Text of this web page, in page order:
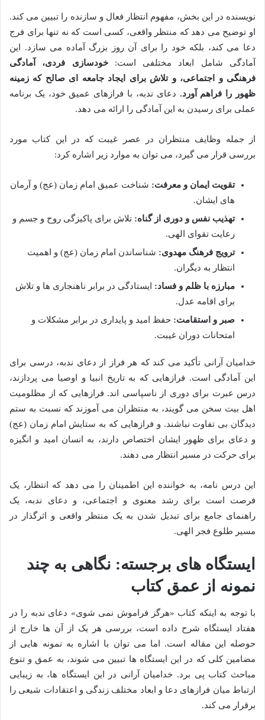
نویسنده در این بخش، مفهوم انتظار فعال و سازنده را تبیین می کند.
او توضیح می دهد که منتظر واقعی، کسی است که نه تنها برای فرج
دعا می کند، بلکه خود را برای آن روز بزرگ آماده می سازد. این
آمادگی شامل ابعاد مختلفی است:خودسازی فردی، آمادگی
فرهنگی و اجتماعی، و تلاش برای ایجاد جامعه ای صالح که زمینه
ظهور را فراهم آورد. دعای ندبه، با فرازهای عمیق خود، یک برنامه
عملی برای رسیدن به این آمادگی را ارائه می دهد.
از جمله وظایف منتظران در عصر غیبت که در این کتاب مورد
بررسی قرار می گیرد، می توان به موارد زیر اشاره کرد:
تقویت ایمان و معرفت: شناخت عمیق امام زمان (عج) و آرمان
های ایشان.
تهذیب نفس و دوری از گناه: تلاش برای پاکیزگی روح و جسم و
رعایت تقوای الهی.
ترویج فرهنگ مهدوی: شناساندن امام زمان (عج) و اهمیت
انتظار به دیگران.
مبارزه با ظلم و فساد: ایستادگی در برابر ناهنجاری ها و تلاش
برای اقامه عدل.
صبر و استقامت: حفظ امید و پایداری در برابر مشکلات و
امتحانات دوران غیبت.
خدامیان آرانی تأکید می کند که هر فراز از دعای ندبه، درسی برای
این آمادگی است. فرازهایی که به تاریخ انبیا و اوصیا می پردازند،
درس عبرت برای دوری از ناسپاسی اند. فرازهایی که از مظلومیت
اهل بیت سخن می گویند، به منتظران می آموزند که نسبت به ستم
دیدگان بی تفاوت نباشند. و فرازهایی که به ستایش امام زمان (عج)
و دعای برای ظهور ایشان اختصاص دارند، به انسان امید و انگیزه
برای حرکت در مسیر انتظار می دهند.
این درس نامه، به خواننده این اطمینان را می دهد که انتظار، یک
فرصت است برای رشد معنوی و اجتماعی، و دعای ندبه، یک
راهنمای جامع برای تبدیل شدن به یک منتظر واقعی و اثرگذار در
مسیر طلوع فجر الهی.
ایستگاه های برجسته: نگاهی به چند
نمونه از عمق کتاب
با توجه به اینکه کتاب «هرگز فراموش نمی شوی» دعای ندبه را در
هفتاد ایستگاه شرح داده است، بررسی هر یک از آن ها خارج از
حوصله این مقاله است. اما می توان با اشاره به نمونه هایی از
مضامین کلی که در این ایستگاه ها تبیین می شوند، به عمق و تنوع
مباحث کتاب پی برد. خدامیان آرانی در این ایستگاه ها، به زیبایی
ارتباط میان فرازهای دعا و ابعاد مختلف زندگی و اعتقادات شیعی را
برقرار می کند.